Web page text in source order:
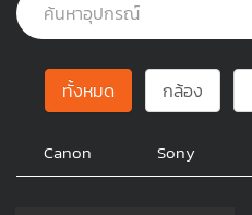
ทั้งหมด กล้อง
Canon Sony